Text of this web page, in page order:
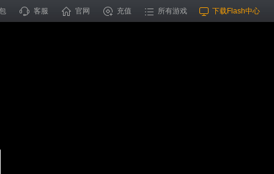
下载Flash中心
所有游戏
充值
官网
客服